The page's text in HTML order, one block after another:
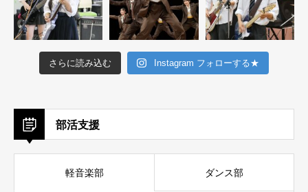
さらに読み込む Instagram フォローする★
部活支援
軽音楽部 ダンス部